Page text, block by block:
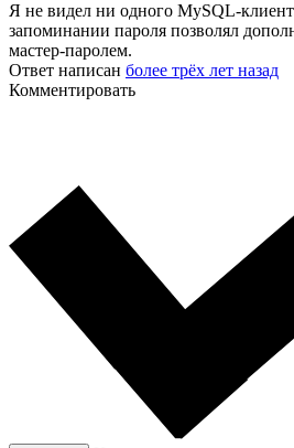
Я не видел ни одного MySQL-
запоминании пароля позволял
мастер-паролем.
Ответ написан более трёх лет назад
Комментировать